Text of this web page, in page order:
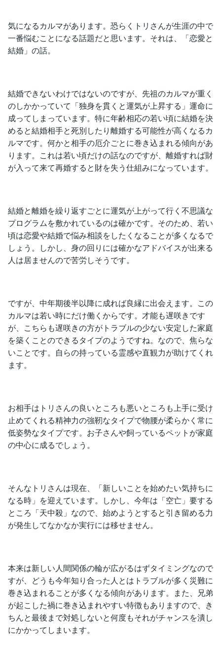
気になるカルマがあります。恐らくトリさんが生涯の中で
一番悩むことになる話題だと思います。それは、「恋愛と
結婚」の話。
結婚できないわけではないのですが、先祖のカルマが重く
のしかかっていて「独身を貫くと運気が上昇する」運命に
成ってしまっています。特に年齢相応の若い頃に結婚を決
めると結婚相手と死別したり離婚する可能性が高くなるカ
ルマです。何かと相手の厄介ごとに巻き込まれる傾向があ
ります。これは若い頃だけの話なのですが、離婚すれば財
が入って来て再婚すると財を失う仕組みになっています。
結婚と離婚を繰り返すごとに運気が上がって行く不思議な
プログラムを敷かれているのは確かです。そのため、若い
頃は恋愛や結婚で悩み相談をしたくなることが多くなるで
しょう。しかし、身の回りには確かなアドバイスが出来る
人は居ませんので苦労しそうです。
ですが、中年期後半以降に成れば良縁に出会えます。この
カルマは若い時にだけ働くからです。才能も遅咲きです
が、こちらも遅咲きの方がトラブルの少ない安定した家庭
を築くことのできるタイプのようですね。なので、焦らな
いことです。自らの持っている霊感や直観力が助けてくれ
ます。
お相手はトリさんの良いところも悪いところも上手に受け
止めてくれる精神力の強靭なタイプで物腰が柔らかく常に
低姿勢なタイプです。お子さんや飼っているペットが家庭
の中心に成るでしょう。
そんなトリさんは現在、「新しいことを始めたい気持ちに
なる時」を迎えています。しかし、今年は「空亡」要する
ところ「天中殺」なので、始めようとすると引き留める力
が発生してなかなか実行には移せません。
本来は新しい人間関係の輪が広がるはずタイミングなので
すが、どうも今年知り合った人とはトラブルが多く災難に
巻き込まれることが多くなる傾向があります。また、兄弟
が起こした禍に巻き込まれやすい特徴もありますので、き
ちんと最後まで対処しないと何度もそれがチャンスを潰し
にかかってしまいます。